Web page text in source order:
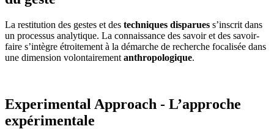
La restitution des gestes et des techniques disparues s’inscrit dans
un processus analytique. La connaissance des savoir et des savoir-
faire s’intègre étroitement à la démarche de recherche focalisée dans
une dimension volontairement anthropologique.
Experimental Approach - L’approche
expérimentale